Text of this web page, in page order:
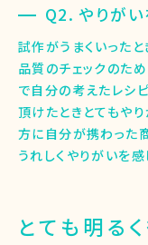
Q2. やりがい
試作がうまくいった
品質のチェックのた
で自分の考えたレシ
頂けたときとてもや
方に自分が携わった
うれしくやりがいを感
とても明る